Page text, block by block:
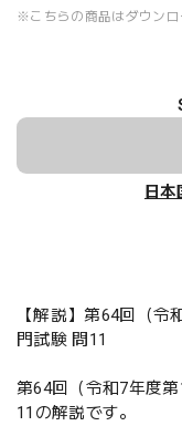
※こちらの商品はダウン
日
【解説】第64回（
門試験 問11
第64回（令和7年度
11の解説です。